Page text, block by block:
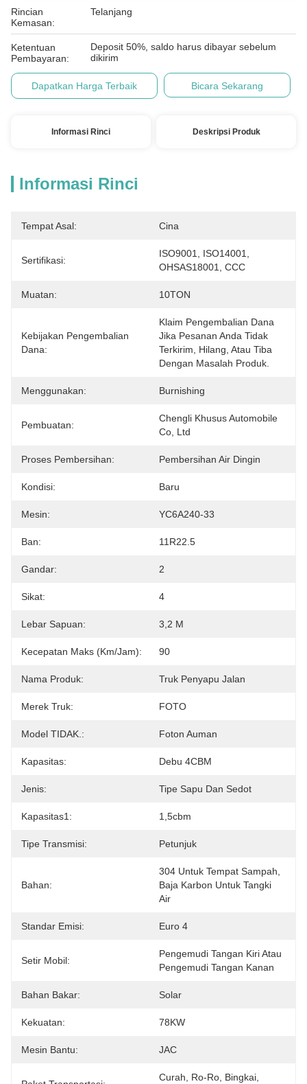
Rincian
Kemasan:
Telanjang
Ketentuan
Pembayaran:
Deposit 50%, saldo harus dibayar sebelum
dikirim
Dapatkan Harga Terbaik Bicara Sekarang
Informasi Rinci Deskripsi Produk
Informasi Rinci
Tempat Asal: Cina
Sertifikasi:
ISO9001, ISO14001,
OHSAS18001, CCC
Muatan: 10TON
Kebijakan Pengembalian
Dana:
Klaim Pengembalian Dana
Jika Pesanan Anda Tidak
Terkirim, Hilang, Atau Tiba
Dengan Masalah Produk.
Menggunakan: Burnishing
Pembuatan:
Chengli Khusus Automobile
Co, Ltd
Proses Pembersihan: Pembersihan Air Dingin
Kondisi: Baru
Mesin: YC6A240-33
Ban: 11R22.5
Gandar: 2
Sikat: 4
Lebar Sapuan: 3,2 M
Kecepatan Maks (km/jam): 90
Nama Produk: Truk Penyapu Jalan
Merek Truk: FOTO
Model TIDAK.: Foton Auman
Kapasitas: Debu 4CBM
Jenis: Tipe Sapu Dan Sedot
Kapasitas1: 1,5cbm
Tipe Transmisi: Petunjuk
Bahan:
304 Untuk Tempat Sampah,
Baja Karbon Untuk Tangki
Air
Standar Emisi: Euro 4
Setir Mobil:
Pengemudi Tangan Kiri Atau
Pengemudi Tangan Kanan
Bahan Bakar: Solar
Kekuatan: 78KW
Mesin Bantu: JAC
Curah, Ro-Ro, Bingkai,